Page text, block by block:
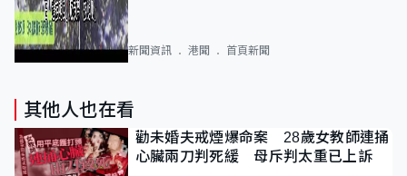
新聞資訊 港聞 首頁新聞
其他人也在看
勸未婚夫戒煙爆命案 28歲女教師連捅
心臟兩刀判死緩 母斥判太重已上訴